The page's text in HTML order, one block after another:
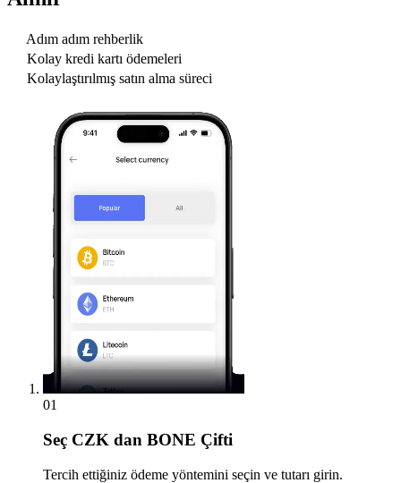
Adım adım rehberlik
Kolay kredi kartı ödemeleri
Kolaylaştırılmış satın alma süreci
01
Seç CZK dan BONE Çifti
Tercih ettiğiniz ödeme yöntemini seçin ve tutarı girin.